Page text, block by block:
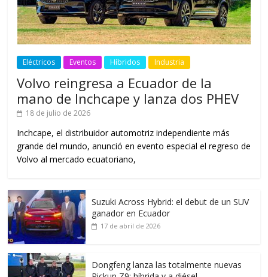
Eléctricos Eventos Híbridos Industria
Volvo reingresa a Ecuador de la
mano de Inchcape y lanza dos PHEV
18 de julio de 2026
Inchcape, el distribuidor automotriz independiente más
grande del mundo, anunció en evento especial el regreso de
Volvo al mercado ecuatoriano,
Suzuki Across Hybrid: el debut de un SUV
ganador en Ecuador
17 de abril de 2026
Dongfeng lanza las totalmente nuevas